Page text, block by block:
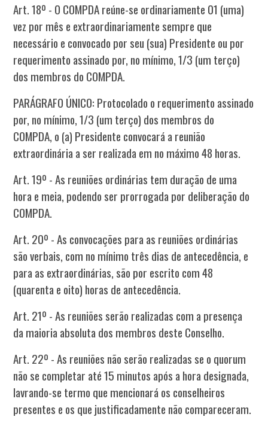
Art. 18º - O COMPDA reúne-se ordinariamente 01 (uma)
vez por mês e extraordinariamente sempre que
necessário e convocado por seu (sua) Presidente ou por
requerimento assinado por, no mínimo, 1/3 (um terço)
dos membros do COMPDA.
PARÁGRAFO ÚNICO: Protocolado o requerimento assinado
por, no mínimo, 1/3 (um terço) dos membros do
COMPDA, o (a) Presidente convocará a reunião
extraordinária a ser realizada em no máximo 48 horas.
Art. 19º - As reuniões ordinárias tem duração de uma
hora e meia, podendo ser prorrogada por deliberação do
COMPDA.
Art. 20º - As convocações para as reuniões ordinárias
são verbais, com no mínimo três dias de antecedência, e
para as extraordinárias, são por escrito com 48
(quarenta e oito) horas de antecedência.
Art. 21º - As reuniões serão realizadas com a presença
da maioria absoluta dos membros deste Conselho.
Art. 22º - As reuniões não serão realizadas se o quorum
não se completar até 15 minutos após a hora designada,
lavrando-se termo que mencionará os conselheiros
presentes e os que justificadamente não compareceram.